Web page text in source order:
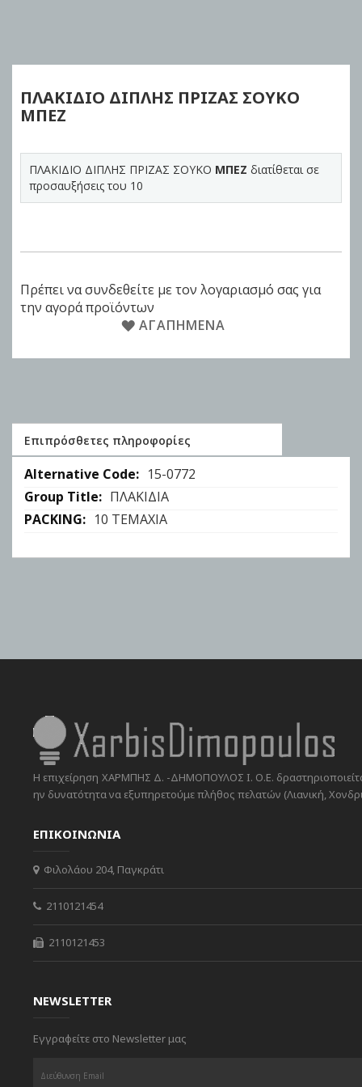
beginning
the
images
ΠΛΑΚΙΔΙΟ ΔΙΠΛΗΣ ΠΡΙΖΑΣ ΣΟΥΚΟ
ΜΠΕΖ
ΠΛΑΚΙΔΙΟ ΔΙΠΛΗΣ ΠΡΙΖΑΣ ΣΟΥΚΟ ΜΠΕΖ διατίθεται σε
προσαυξήσεις του 10
Πρέπει να συνδεθείτε με τον λογαριασμό σας για
την αγορά προϊόντων
ΑΓΑΠΗΜΈΝΑ
Επιπρόσθετες πληροφορίες
Επιπρόσθετες
πληροφορίες
15-0772
ΠΛΑΚΙΔΙΑ
10 ΤΕΜΑΧΙΑ
Η επιχείρηση ΧΑΡΜΠΗΣ Δ. -ΔΗΜΟΠΟΥΛΟΣ Ι. Ο.Ε.
ην δυνατότητα να εξυπηρετούμε πλήθος πελατών (Λιανική,
ΕΠΙΚΟΙΝΩΝΙΑ
Φιλολάου 204, Παγκράτι
2110121454
2110121453
NEWSLETTER
Εγγραφείτε στο Newsletter μας